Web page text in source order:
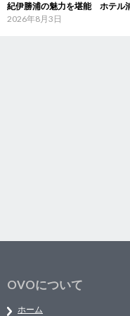
紀伊勝浦の魅力を堪能 ホテル
2026年8月3日
OVOについて
ホーム